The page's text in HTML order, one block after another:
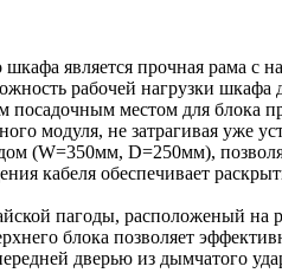
является прочная рама
рабочей нагрузки шкафа
местом для блока
модуля, не затрагивая уже
(W=350мм, D=250мм),
кабеля обеспечивает
пагоды, расположеный на
блока позволяет
дверью из дымчатого